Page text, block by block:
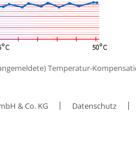
Temperatur-
& Co. KG Datenschutz